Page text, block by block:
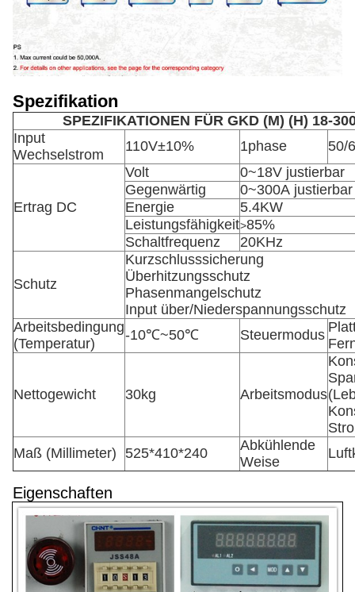
Spezifikation
SPEZIFIKATIONEN FÜR GKD (M) (H) 18-
Input
Wechselstrom
110V±10% 1phase 50/
Ertrag DC
Volt
0~18V justierbar
Gegenwärtig
0~300A justierbar
Energie
5.4KW
Leistungsfähigkeit>85%
Schaltfrequenz
20KHz
Schutz
Kurzschlusssicherung
Überhitzungsschutz
Phasenmangelschutz
Input über/Niederspannungsschutz
Arbeitsbedingung
(Temperatur)
-10℃~50℃ Steuermodus
Nettogewicht 30kg Arbeitsmodus
Maß (Millimeter)
525*410*240
Abkühlende
Weise
Eigenschaften